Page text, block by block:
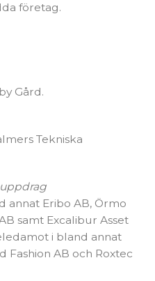
företag.
Gård.
Tekniska
annat Eribo AB, Örmo
samt Excalibur Asset
i bland annat
Fashion AB och Roxtec